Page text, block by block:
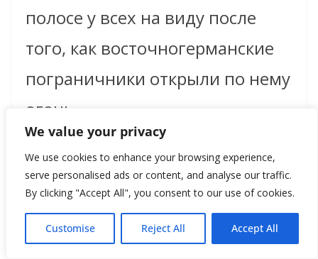
We value your privacy
We use cookies to enhance your browsing experience,
serve personalised ads or content, and analyse our traffic.
By clicking "Accept All", you consent to our use of cookies.
Customise Reject All Accept All
полосе у всех на виду после
того, как восточногерманские
пограничники открыли по нему
огонь.
Жертвам войны посвящена
постоянно действующая
выставка второго этажа.